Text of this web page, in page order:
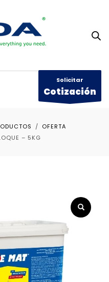
Solicitar
Cotización
OFERTA
– 5KG